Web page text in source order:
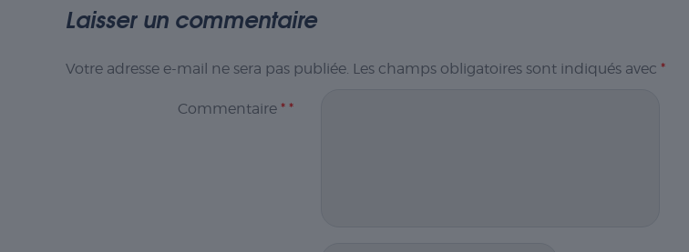
Laisser un commentaire
Votre adresse e-mail ne sera pas publiée. Les champs obligatoires sont indiqués avec *
Commentaire * *